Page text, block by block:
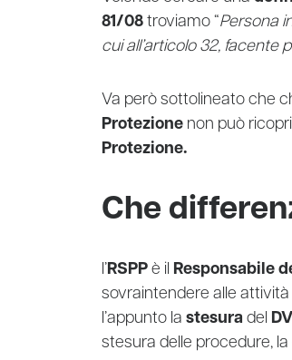
81/08 troviamo “Persona
cui all’articolo 32, facente
Va però sottolineato che
Protezione non può
Protezione.
Che
l’RSPP è il Responsabile
sovraintendere alle attività
l’appunto la stesura del
stesura delle procedure, la